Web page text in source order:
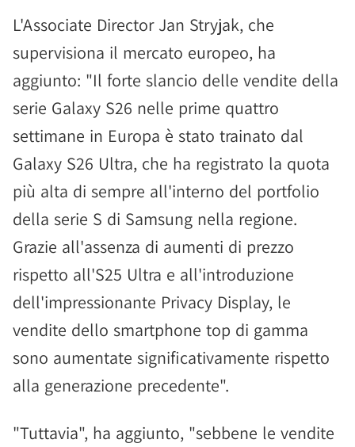
L'Associate Director Jan Stryjak, che
supervisiona il mercato europeo, ha
aggiunto: "Il forte slancio delle vendite della
serie Galaxy S26 nelle prime quattro
settimane in Europa è stato trainato dal
Galaxy S26 Ultra, che ha registrato la quota
più alta di sempre all'interno del portfolio
della serie S di Samsung nella regione.
Grazie all'assenza di aumenti di prezzo
rispetto all'S25 Ultra e all'introduzione
dell'impressionante Privacy Display, le
vendite dello smartphone top di gamma
sono aumentate significativamente rispetto
alla generazione precedente".
"Tuttavia", ha aggiunto, "sebbene le vendite